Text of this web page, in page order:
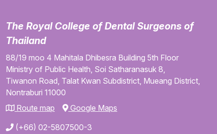
The Royal College of Dental Surgeons of
Thailand
88/19 moo 4 Mahitala Dhibesra Building 5th Floor
Ministry of Public Health, Soi Satharanasuk 8,
Tiwanon Road, Talat Kwan Subdistrict, Mueang District,
Nontraburi 11000
Route map
Google Maps
(+66) 02-5807500-3